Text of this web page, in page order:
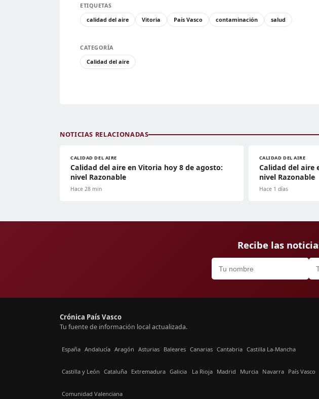
ETIQUETAS
calidad del aire
Vitoria País Vasco contaminación salud
CATEGORÍA
Calidad del aire
NOTICIAS RELACIONADAS
CALIDAD DEL AIRE
Calidad del aire en Vitoria hoy 8 de agosto:
nivel Razonable
Hace 28 min
CALIDAD DEL AIRE
Calidad del aire
nivel Razonable
Hace 1 días
Recibe las
Crónica País Vasco
Tu fuente de información local actualizada.
España Andalucía Aragón Asturias Baleares Canarias Cantabria Castilla La-Mancha
Castilla y León Cataluña Extremadura Galicia La Rioja Madrid Murcia Navarra País Vasco
Comunidad Valenciana